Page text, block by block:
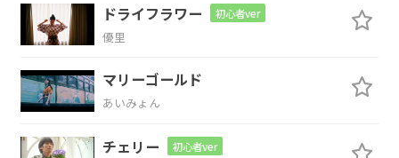
Oh well I didn't want to hurt
you
D
C G
ドライフラワー 初心者ver
優里
マリーゴールド
あいみょん
チェリー 初心者ver